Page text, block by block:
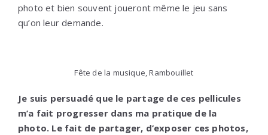
photo et bien souvent joueront même le jeu sans
qu’on leur demande.
Fête de la musique, Rambouillet
Je suis persuadé que le partage de ces pellicules
m’a fait progresser dans ma pratique de la
photo. Le fait de partager, d’exposer ces photos,